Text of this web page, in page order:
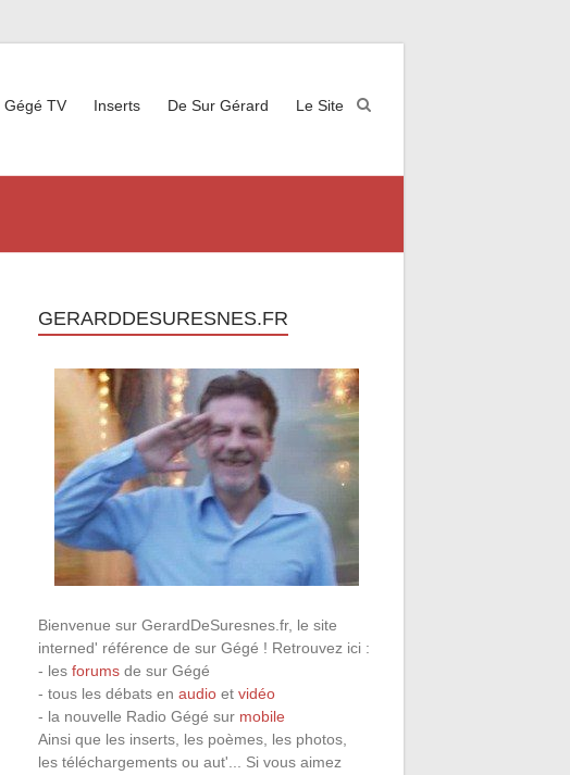
Gégé TV Inserts De Sur Gérard Le Site
GERARDDESURESNES.FR
Bienvenue sur GerardDeSuresnes.fr, le site
interned' référence de sur Gégé ! Retrouvez ici :
- lesforums de sur Gégé
- tous les débats enaudio etvidéo
- la nouvelle Radio Gégé sur mobile
Ainsi que les inserts, les poèmes, les photos,
les téléchargements ou aut'... Si vous aimez